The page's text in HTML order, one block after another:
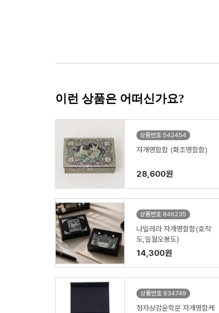
이런 상품은 어떠신가요?
상품번호 542454
자개명함함 (화조명함함)
28,600원
상품번호 846235
나빌레라 자개명함함(호작
도,일월오봉도)
14,300원
상품번호 834749
청자상감운학문 자개명함케